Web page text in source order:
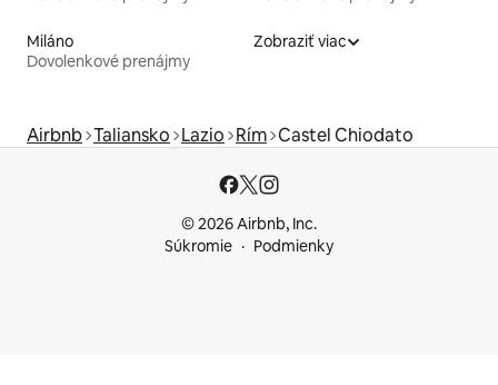
Miláno
Dovolenkové prenájmy
Zobraziť viac
Airbnb Taliansko Lazio Rím Castel Chiodato
© 2026 Airbnb, Inc.
Súkromie
Podmienky